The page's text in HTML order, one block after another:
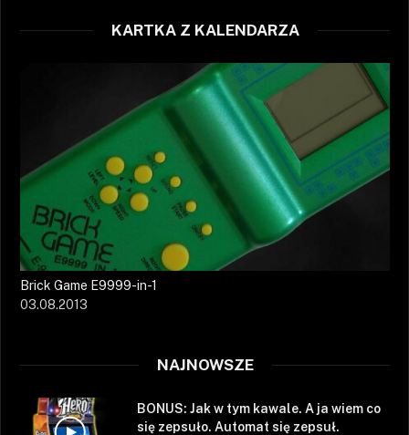
KARTKA Z KALENDARZA
Brick Game E9999-in-1
03.08.2013
NAJNOWSZE
BONUS: Jak w tym kawale. A ja wiem co
się zepsuło. Automat się zepsuł.